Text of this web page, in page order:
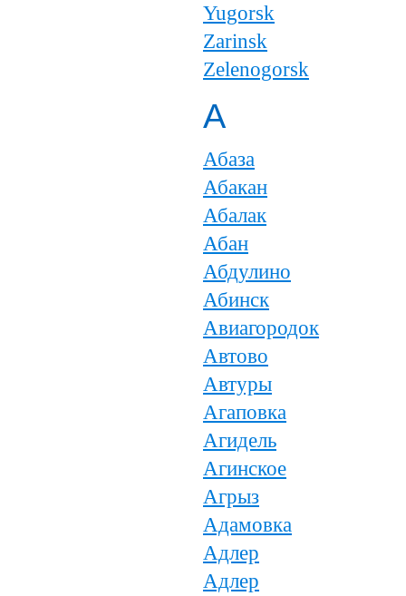
Yugorsk
Zarinsk
Zelenogorsk
А
Абаза
Абакан
Абалак
Абан
Абдулино
Абинск
Авиагородок
Автово
Автуры
Агаповка
Агидель
Агинское
Агрыз
Адамовка
Адлер
Адлер